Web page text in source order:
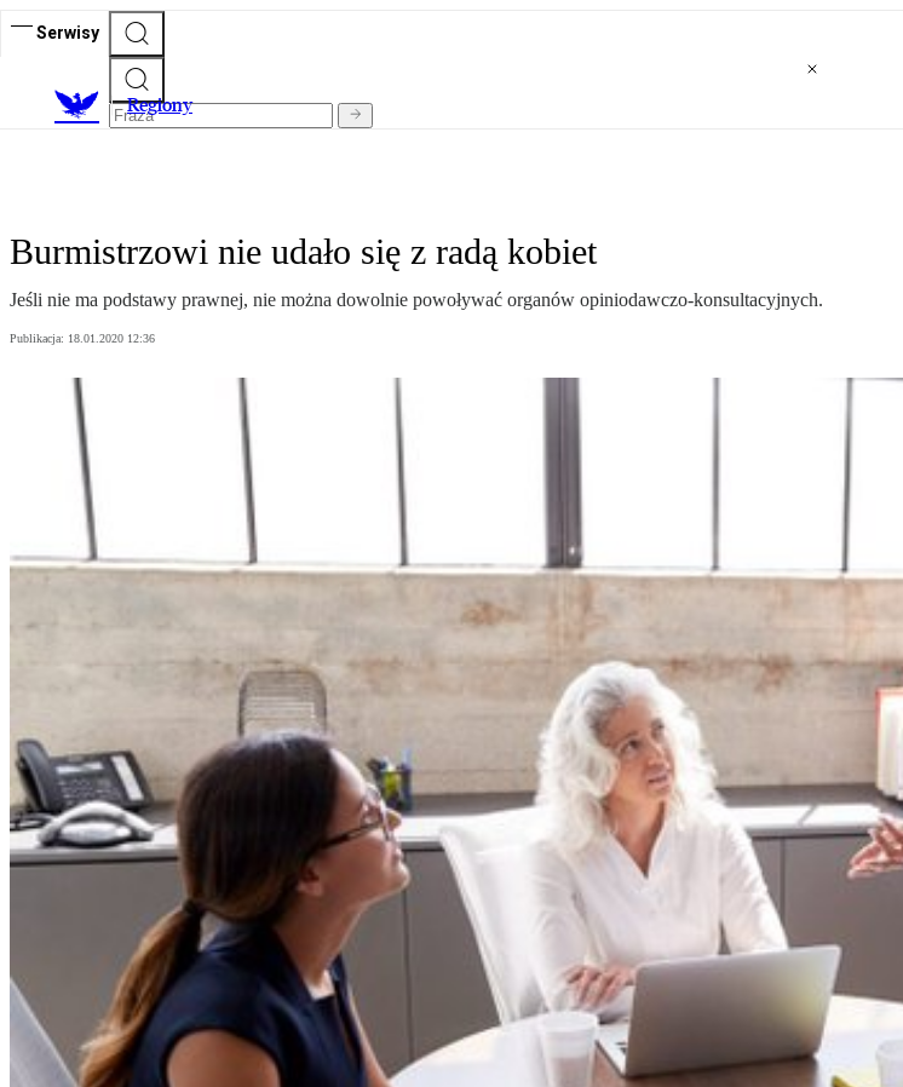
Serwisy
Regiony
Burmistrzowi nie udało się z radą kobiet
Jeśli nie ma podstawy prawnej, nie można dowolnie powoływać organów opiniodawczo-konsultacyjnych.
Publikacja: 18.01.2020 12:36